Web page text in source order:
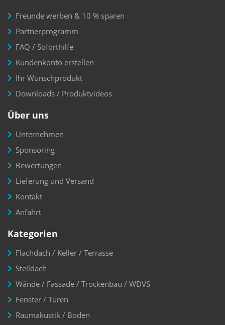
Freunde werben & 10 % sparen
Partnerprogramm
FAQ / Soforthilfe
Kundenkonto erstellen
Ihr Wunschprodukt
Downloads / Produktvideos
Über uns
Unternehmen
Sponsoring
Bewertungen
Lieferung und Versand
Kontakt
Anfahrt
Kategorien
Flachdach / Keller / Terrasse
Steildach
Wände / Fassade / Trockenbau / WDVS
Fenster / Türen
Raumakustik / Boden